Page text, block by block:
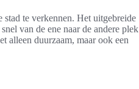
te verkennen. Het uitgebreide
van de ene naar de andere plek
alleen duurzaam, maar ook een